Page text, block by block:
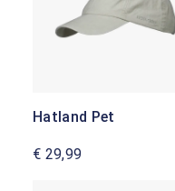
Hatland Pet
€ 29,99